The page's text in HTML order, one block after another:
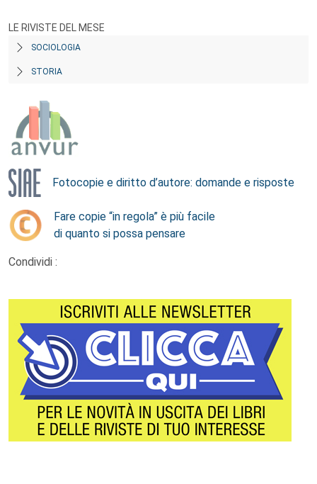
LE RIVISTE DEL MESE
SOCIOLOGIA
STORIA
Fotocopie e diritto d’autore: domande e risposte
Fare copie “in regola” è più facile
di quanto si possa pensare
Condividi :